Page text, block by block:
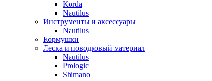
Korda
Nautilus
Инструменты и аксессуары
Nautilus
Кормушки
Леска и поводковый материал
Nautilus
Prologic
Shimano